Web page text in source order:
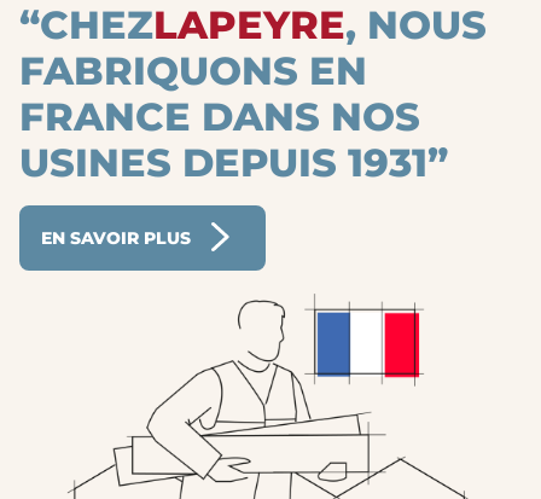
“CHEZLAPEYRE, NOUS
FABRIQUONS EN
FRANCE DANS NOS
USINES DEPUIS 1931”
EN SAVOIR PLUS